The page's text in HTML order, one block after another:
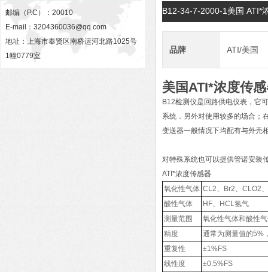
邮编（P.C）：20010
E-mail： 3204360036@qq.com
地址：上海市奉贤区南桥运河北路1025号
1幢0779室
B12-34-7-2000-1美国 ATI*
品牌 ATI/美国
美国ATI*浓度传
B12检测仪是回路供电仪表，它
系统．另外对使用较多的场合；
变送器一般情况下均配有与外壳
对特殊系统也可以提供管诺安装
ATI*浓度传感器
氧化性气体 CL2、Br2、CLO2
酸性气体
HF、HCL氢气
测量范围
氧化性气体和酸性
精度
通常为测量值的5%
重复性
±1%FS
线性度
±0.5%FS